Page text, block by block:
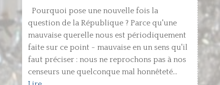
Pourquoi pose une nouvelle fois la
question de la République ? Parce qu'une
mauvaise querelle nous est périodiquement
faite sur ce point - mauvaise en un sens qu'il
faut préciser : nous ne reprochons pas à nos
censeurs une quelconque mal honnêteté...